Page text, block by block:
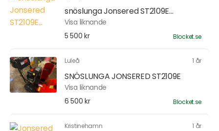
snöslunga Jonsered ST2109E...
Visa liknande
5 500 kr
Blocket.se
Luleå 1 år
SNÖSLUNGA JONSERED ST2109E
Visa liknande
6 500 kr
Blocket.se
Kristinehamn 1 år